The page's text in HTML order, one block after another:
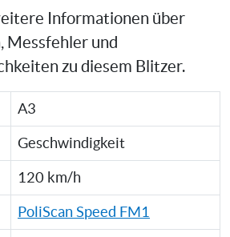
Informationen über
Messfehler und
zu diesem Blitzer.
A3
Geschwindigkeit
120 km/h
PoliScan Speed FM1